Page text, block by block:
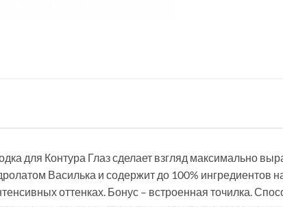
для Контура Глаз сделает взгляд максимально
Василька и содержит до 100% ингредиентов
оттенках. Бонус – встроенная точилка.